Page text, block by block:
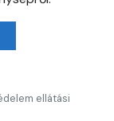
ellátási